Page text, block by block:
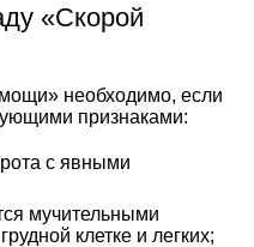
«Скорой
необходимо, если
признаками:
с явными
мучительными
клетке и легких;